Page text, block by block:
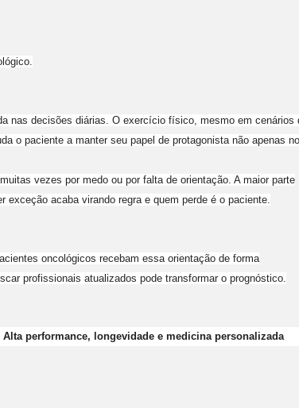
nas decisões diárias. O exercício físico, mesmo em cenários
o paciente a manter seu papel de protagonista não apenas no
vezes por medo ou por falta de orientação. A maior parte
acaba virando regra e quem perde é o paciente.
oncológicos recebam essa orientação de forma
profissionais atualizados pode transformar o prognóstico.
performance, longevidade e medicina personalizada